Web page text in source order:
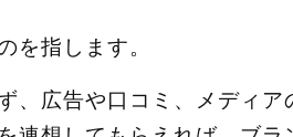
を指します。
、広告や口コミ、メディア